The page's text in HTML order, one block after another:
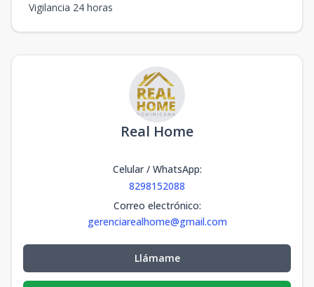
Vigilancia 24 horas
Real Home
Celular / WhatsApp:
8298152088
Correo electrónico:
gerenciarealhome@gmail.com
Llámame